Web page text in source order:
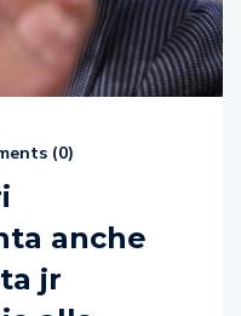
anche
jr
alla